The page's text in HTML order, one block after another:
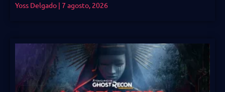
Yoss Delgado 7 agosto, 2026